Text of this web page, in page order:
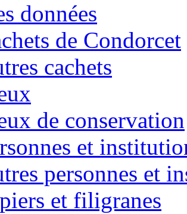
données
de Condorcet
cachets
de conservation
et
personnes et
et filigranes